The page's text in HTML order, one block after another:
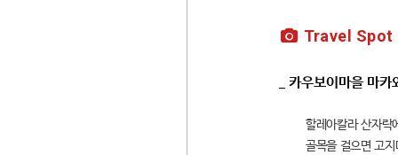
Travel Spot
_ 카우보이마을 마카
할레아칼라 산자락
골목을 걸으면 고